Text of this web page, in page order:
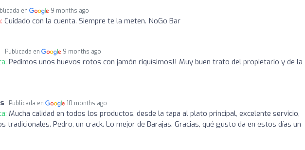
en 9 months ago
Cuidado con la cuenta. Siempre te la meten. NoGo Bar
Publicada en 9 months ago
Pedimos unos huevos rotos con jamón riquísimos!! Muy buen trato del propietario y de la
Publicada en 10 months ago
Mucha calidad en todos los productos, desde la tapa al plato principal, excelente servicio,
tradicionales. Pedro, un crack. Lo mejor de Barajas. Gracias, qué gusto da en estos días un